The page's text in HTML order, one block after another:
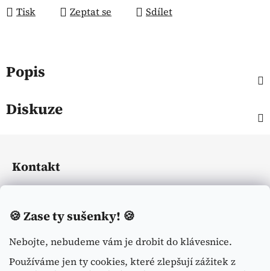
🍪Zase ty sušenky! 🍪
Nebojte, nebudeme vám je drobit do klávesnice.
Používáme jen ty cookies, které zlepšují zážitek z
Tisk Zeptat se Sdílet
Popis
Diskuze
a
Kontakt
+420774113371